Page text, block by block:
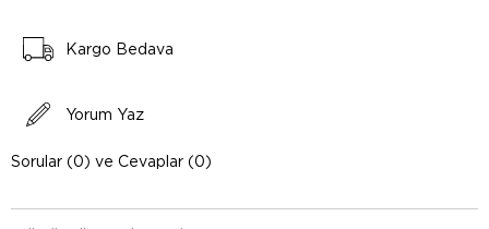
Kargo Bedava
Yorum Yaz
Sorular (0) ve Cevaplar (0)